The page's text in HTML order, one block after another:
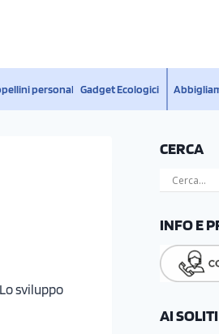
personalizzatiGadget Ecologici
sviluppo
CERCA
INFO E
AI